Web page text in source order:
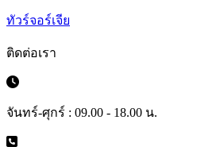
ทัวร์จอร์เจีย
ติดต่อเรา
จันทร์-ศุกร์ : 09.00 - 18.00 น.